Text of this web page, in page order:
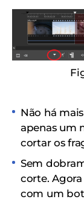
Não há
apenas um
cortar os
Sem
corte.
com um